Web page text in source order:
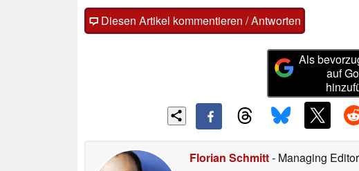
Diesen Artikel kommentieren / Antworten
Als
auf
Florian Schmitt- Managing